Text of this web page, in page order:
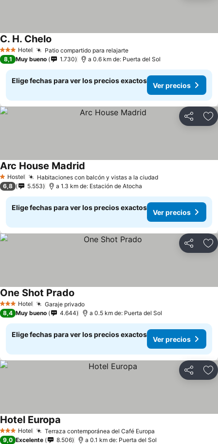
3 Estrellas
Hotel Patio compartido para relajarteVer precios
C. H. Chelo
8,1 Muy bueno 1.730 a 0.6 km de: Puerta del Sol
Elige fechas para ver los precios exactos
Ver precios
Compartir
1 Estrellas
Hostel Habitaciones con balcón y vistas a la ciudadVer precios
Arc House Madrid
6,8 5.553 a 1.3 km de: Estación de Atocha
Elige fechas para ver los precios exactos
Ver precios
Compartir
3 Estrellas
Hotel Garaje privadoVer precios
One Shot Prado
8,4 Muy bueno 4.644 a 0.5 km de: Puerta del Sol
Elige fechas para ver los precios exactos
Ver precios
Compartir
3 Estrellas
Hotel Terraza contemporánea del Café Europa
Hotel Europa
9,0 Excelente 8.506 a 0.1 km de: Puerta del Sol